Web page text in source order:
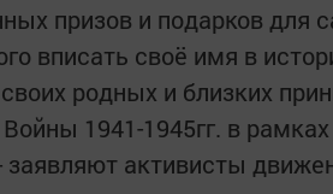
призов и подарков для
вписать своё имя в
родных и близких
1941-1945гг. в
заявляют активисты